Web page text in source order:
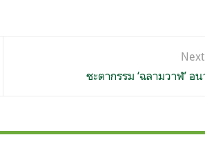
ชะตากรรม ‘ฉลามวาฬ’